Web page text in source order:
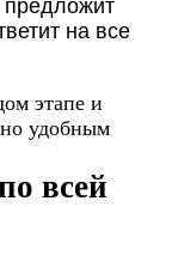
предложит
на все
этапе и
удобным
всей